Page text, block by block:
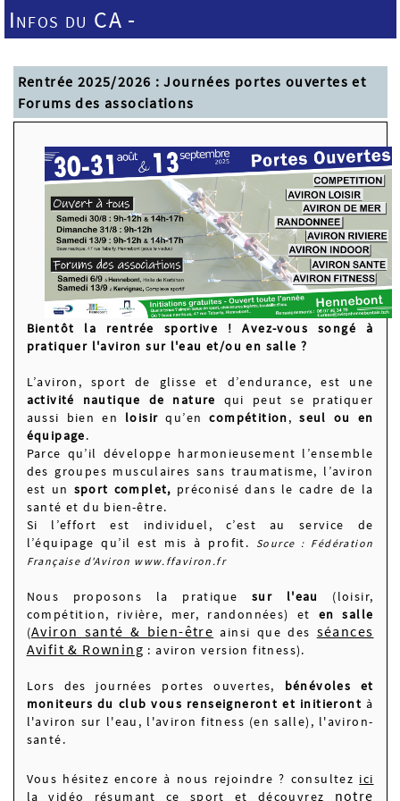
Infos du CA -
Rentrée 2025/2026 : Journées portes ouvertes et
Forums des associations
Bientôt la rentrée sportive ! Avez-vous songé à
pratiquer l'aviron sur l'eau et/ou en salle ?
L’aviron, sport de glisse et d’endurance, est une
activité nautique de nature qui peut se pratiquer
aussi bien en loisir qu’encompétition,seul ou en
équipage.
Parce qu’il développe harmonieusement l’ensemble
des groupes musculaires sans traumatisme, l’aviron
est un sport complet, préconisé dans le cadre de la
santé et du bien-être.
Si l’effort est individuel, c’est au service de
l’équipage qu’il est mis à profit.
Source : Fédération
Française d'Aviron www.ffaviron.fr
Nous proposons la pratique sur l'eau
(loisir,
compétition, rivière, mer, randonnées) et en salle
(Aviron santé & bien-être ainsi que des séances
Avifit & Rowning : aviron version fitness).
Lors des journées portes ouvertes, bénévoles et
moniteurs du club vous renseigneront et initierontà
l'aviron sur l'eau, l'aviron fitness (en salle), l'aviron-
santé.
Vous hésitez encore à nous rejoindre ? consultez ici
la vidéo
résumant ce sport et découvrez notre